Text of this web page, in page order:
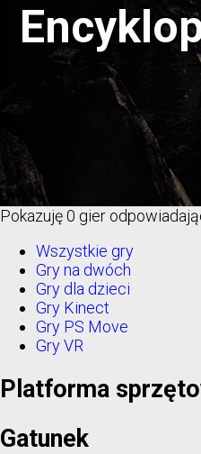
Pokazuję0 gier
Wszystkie gry
Gry na dwóch
Gry dla dzieci
Gry Kinect
Gry PS Move
Gry VR
Platforma
Gatunek